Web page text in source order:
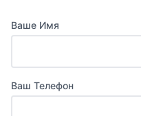
Ваше Имя
Ваш Телефон